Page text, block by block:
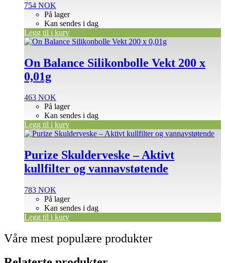
754 NOK
På lager
Kan sendes i dag
Legg til i kurv
On Balance Silikonbolle Vekt 200 x
0,01g
463 NOK
På lager
Kan sendes i dag
Legg til i kurv
Purize Skulderveske – Aktivt
kullfilter og vannavstøtende
783 NOK
På lager
Kan sendes i dag
Legg til i kurv
Våre mest populære produkter